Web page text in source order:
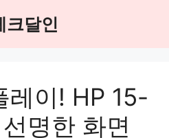
크달인
레이! HP 15-
명한 화면